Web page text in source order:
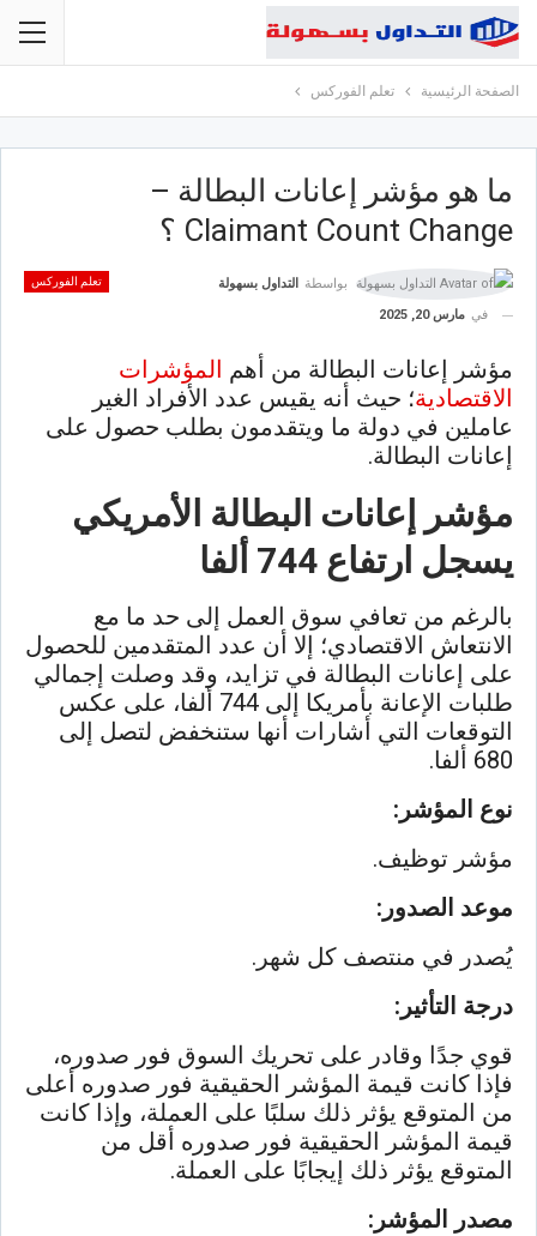
الصفحة الرئيسية تعلم الفوركس
ما هو مؤشر إعانات البطالة –
Claimant Count Change ؟
تعلم الفوركس بواسطة
التداول بسهولة
في مارس 20, 2025
مؤشر إعانات البطالة من أهم المؤشرات
الاقتصادية؛ حيث أنه يقيس عدد الأفراد الغير
عاملين في دولة ما ويتقدمون بطلب حصول على
إعانات البطالة.
مؤشر إعانات البطالة الأمريكي
يسجل ارتفاع 744 ألفا
بالرغم من تعافي سوق العمل إلى حد ما مع
الانتعاش الاقتصادي؛ إلا أن عدد المتقدمين للحصول
على إعانات البطالة في تزايد، وقد وصلت إجمالي
طلبات الإعانة بأمريكا إلى 744 ألفا، على عكس
التوقعات التي أشارات أنها ستنخفض لتصل إلى
680 ألفا.
نوع المؤشر:
مؤشر توظيف.
موعد الصدور:
يُصدر في منتصف كل شهر.
درجة التأثير:
قوي جدًا وقادر على تحريك السوق فور صدوره،
فإذا كانت قيمة المؤشر الحقيقية فور صدوره أعلى
من المتوقع يؤثر ذلك سلبًا على العملة، وإذا كانت
قيمة المؤشر الحقيقية فور صدوره أقل من
المتوقع يؤثر ذلك إيجابًا على العملة.
مصدر المؤشر: